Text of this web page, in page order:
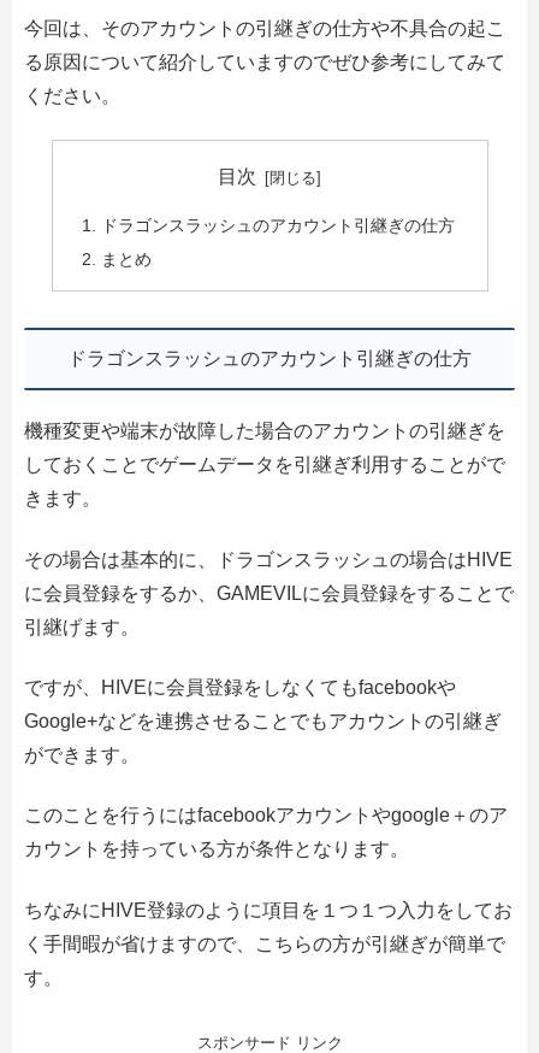
今回は、そのアカウントの引継ぎの仕方や不具合の起こ
る原因について紹介していますのでぜひ参考にしてみて
ください。
目次
ドラゴンスラッシュのアカウント引継ぎの仕方
まとめ
ドラゴンスラッシュのアカウント引継ぎの仕方
機種変更や端末が故障した場合のアカウントの引継ぎを
しておくことでゲームデータを引継ぎ利用することがで
きます。
その場合は基本的に、ドラゴンスラッシュの場合はHIVE
に会員登録をするか、GAMEVILに会員登録をすることで
引継げます。
ですが、HIVEに会員登録をしなくてもfacebookや
Google+などを連携させることでもアカウントの引継ぎ
ができます。
このことを行うにはfacebookアカウントやgoogle＋のア
カウントを持っている方が条件となります。
ちなみにHIVE登録のように項目を１つ１つ入力をしてお
く手間暇が省けますので、こちらの方が引継ぎが簡単で
す。
スポンサード リンク